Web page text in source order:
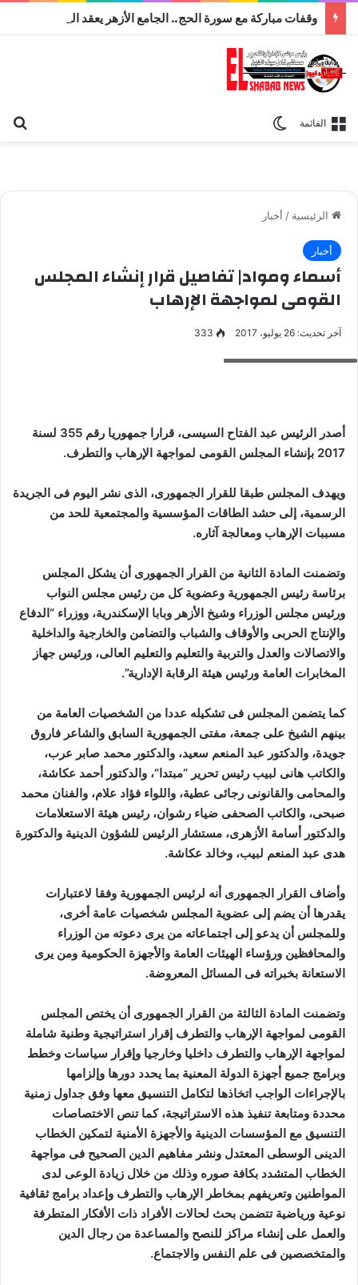
القائمة
الرئيسية / أخبار
أخبار
أسماء ومواد| تفاصيل قرار إنشاء المجلس
القومى لمواجهة الإرهاب
آخر تحديث: 26 يوليو، 2017 333
أصدر الرئيس عبد الفتاح السيسى، قرارا جمهوريا رقم 355 لسنة
2017 بإنشاء المجلس القومى لمواجهة الإرهاب والتطرف.
ويهدف المجلس طبقا للقرار الجمهورى، الذى نشر اليوم فى الجريدة
الرسمية، إلى حشد الطاقات المؤسسية والمجتمعية للحد من
مسببات الإرهاب ومعالجة آثاره.
وتضمنت المادة الثانية من القرار الجمهورى أن يشكل المجلس
برئاسة رئيس الجمهورية وعضوية كل من رئيس مجلس النواب
ورئيس مجلس الوزراء وشيخ الأزهر وبابا الإسكندرية، ووزراء “الدفاع
والإنتاج الحربى والأوقاف والشباب والتضامن والخارجية والداخلية
والاتصالات والعدل والتربية والتعليم والتعليم العالى، ورئيس جهاز
المخابرات العامة ورئيس هيئة الرقابة الإدارية”.
كما يتضمن المجلس فى تشكيله عددا من الشخصيات العامة من
بينهم الشيخ على جمعة، مفتى الجمهورية السابق والشاعر فاروق
جويدة، والدكتور عبد المنعم سعيد، والدكتور محمد صابر عرب،
والكاتب هانى لبيب رئيس تحرير “مبتدا”، والدكتور أحمد عكاشة،
والمحامى والقانونى رجائى عطية، واللواء فؤاد علام، والفنان محمد
صبحى، والكاتب الصحفى ضياء رشوان، رئيس هيئة الاستعلامات
والدكتور أسامة الأزهرى، مستشار الرئيس للشؤون الدينية والدكتورة
هدى عبد المنعم لبيب، وخالد عكاشة.
وأضاف القرار الجمهورى أنه لرئيس الجمهورية وفقا لاعتبارات
يقدرها أن يضم إلى عضوية المجلس شخصيات عامة أخرى،
وللمجلس أن يدعو إلى اجتماعاته من يرى دعوته من الوزراء
والمحافظين ورؤساء الهيئات العامة والأجهزة الحكومية ومن يرى
الاستعانة بخبراته فى المسائل المعروضة.
وتضمنت المادة الثالثة من القرار الجمهورى أن يختص المجلس
القومى لمواجهة الإرهاب والتطرف إقرار استراتيجية وطنية شاملة
لمواجهة الإرهاب والتطرف داخليا وخارجيا وإقرار سياسات وخطط
وبرامج جميع أجهزة الدولة المعنية بما يحدد دورها وإلزامها
بالإجراءات الواجب اتخاذها لتكامل التنسيق معها وفق جداول زمنية
محددة ومتابعة تنفيذ هذه الاستراتيجة، كما تنص الاختصاصات
التنسيق مع المؤسسات الدينية والأجهزة الأمنية لتمكين الخطاب
الدينى الوسطى المعتدل ونشر مفاهيم الدين الصحيح فى مواجهة
الخطاب المتشدد بكافة صوره وذلك من خلال زيادة الوعى لدى
المواطنين وتعريفهم بمخاطر الإرهاب والتطرف وإعداد برامج ثقافية
نوعية ورياضية تتضمن بحث لحالات الأفراد ذات الأفكار المتطرفة
والعمل على إنشاء مراكز للنصح والمساعدة من رجال الدين
والمتخصصين فى علم النفس والاجتماع.